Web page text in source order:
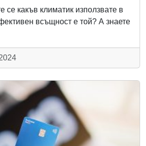
се какъв климатик използвате в
всъщност е той? А знаете